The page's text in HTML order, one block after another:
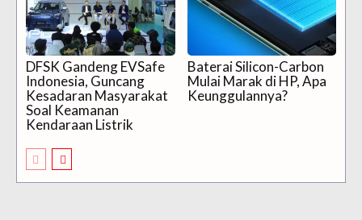
DFSK Gandeng EVSafe
Indonesia, Guncang
Kesadaran Masyarakat
Soal Keamanan
Kendaraan Listrik
Baterai Silicon-Carbon
Mulai Marak di HP, Apa
Keunggulannya?